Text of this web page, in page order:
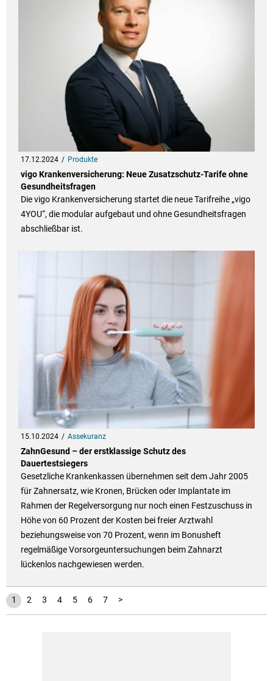
17.12.2024 Produkte
vigo Krankenversicherung: Neue Zusatzschutz-Tarife ohne
Gesundheitsfragen
Die vigo Krankenversicherung startet die neue Tarifreihe „vigo
4YOU“, die modular aufgebaut und ohne Gesundheitsfragen
abschließbar ist.
15.10.2024 Assekuranz
ZahnGesund – der erstklassige Schutz des
Dauertestsiegers
Gesetzliche Krankenkassen übernehmen seit dem Jahr 2005
für Zahnersatz, wie Kronen, Brücken oder Implantate im
Rahmen der Regelversorgung nur noch einen Festzuschuss in
Höhe von 60 Prozent der Kosten bei freier Arztwahl
beziehungsweise von 70 Prozent, wenn im Bonusheft
regelmäßige Vorsorgeuntersuchungen beim Zahnarzt
lückenlos nachgewiesen werden.
1 2 3 4 5 6 7 >